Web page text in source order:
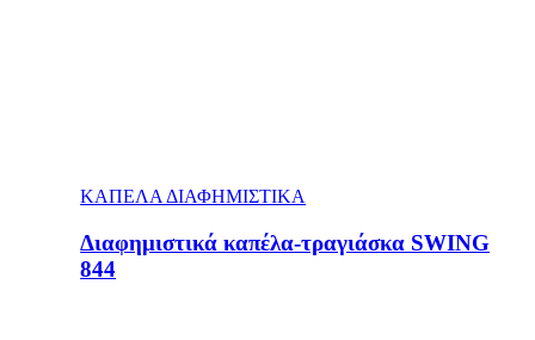
ΚΑΠΕΛΑ ΔΙΑΦΗΜΙΣΤΙΚΑ
Διαφημιστικά καπέλα-τραγιάσκα SWING
844